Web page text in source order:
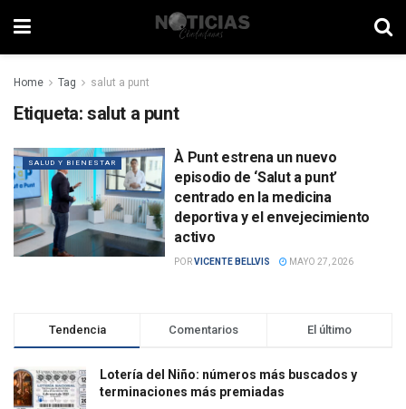
Home Tag salut a punt
Etiqueta: salut a punt
SALUD Y BIENESTAR
À Punt estrena un nuevo
episodio de ‘Salut a punt’
centrado en la medicina
deportiva y el envejecimiento
activo
PORVICENTE BELLVIS MAYO 27, 2026
Tendencia Comentarios El último
Lotería del Niño: números más buscados y
terminaciones más premiadas